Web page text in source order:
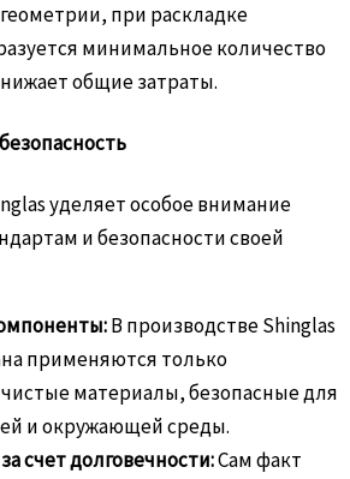
при раскладке
минимальное количество
общие затраты.
уделяет особое внимание
и безопасности своей
В производстве Shinglas
применяются только
материалы, безопасные для
и окружающей среды.
счет долговечности:Сам факт